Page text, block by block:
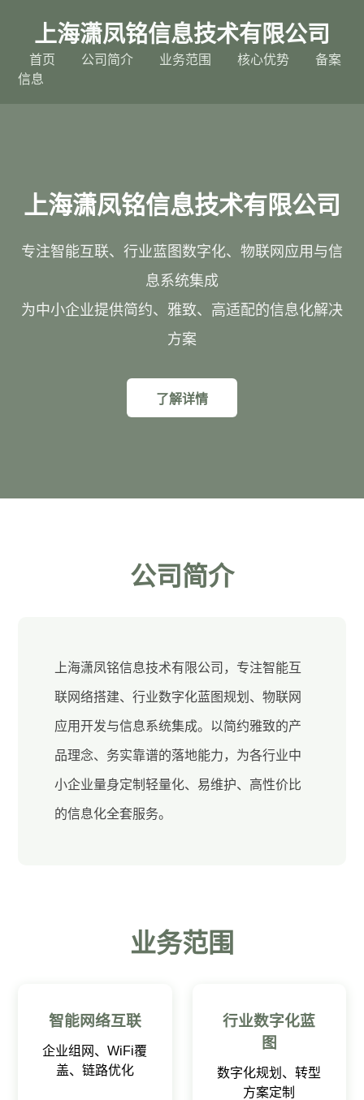
上海潇凤铭信息技术有限公司
首页 公司简介 业务范围 核心优势
备案
信息
上海潇凤铭信息技术有限公司
专注智能互联、行业蓝图数字化、物联网应用与信
息系统集成
为中小企业提供简约、雅致、高适配的信息化解决
方案
了解详情
公司简介
上海潇凤铭信息技术有限公司，专注智能互
联网络搭建、行业数字化蓝图规划、物联网
应用开发与信息系统集成。以简约雅致的产
品理念、务实靠谱的落地能力，为各行业中
小企业量身定制轻量化、易维护、高性价比
的信息化全套服务。
业务范围
智能网络互联
企业组网、WiFi覆
盖、链路优化
行业数字化蓝
图
数字化规划、转型
方案定制